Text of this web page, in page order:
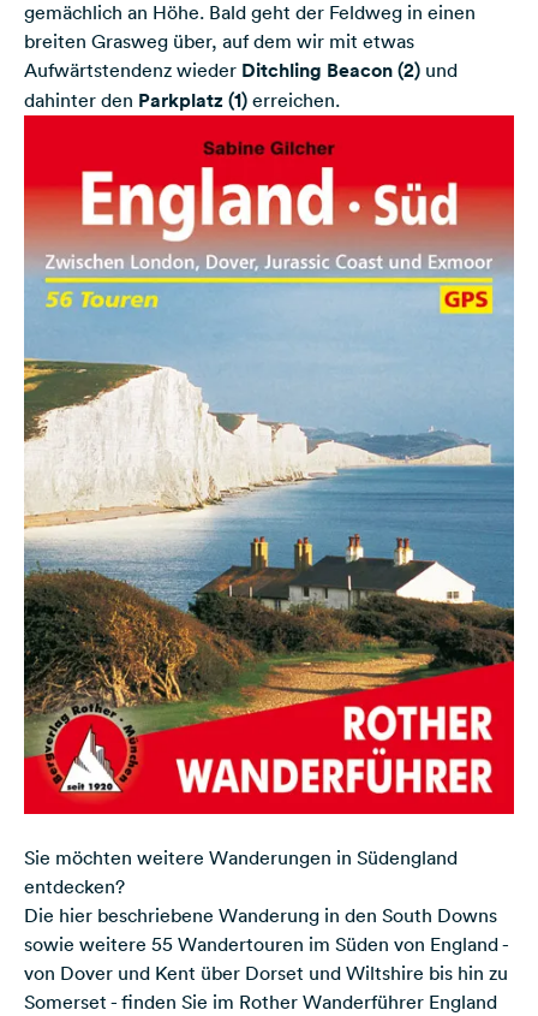
gemächlich an Höhe. Bald geht der Feldweg in einen
breiten Grasweg über, auf dem wir mit etwas
Aufwärtstendenz wieder Ditchling Beacon (2) und
dahinter den Parkplatz (1) erreichen.
Sie möchten weitere Wanderungen in Südengland
entdecken?
Die hier beschriebene Wanderung in den South Downs
sowie weitere 55 Wandertouren im Süden von England -
von Dover und Kent über Dorset und Wiltshire bis hin zu
Somerset - finden Sie im Rother Wanderführer England